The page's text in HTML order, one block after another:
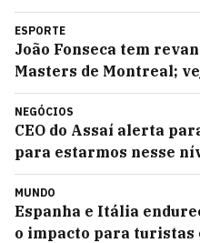
ESPORTE
João Fonseca tem
Masters de Montreal;
NEGÓCIOS
CEO do Assaí alerta
para estarmos nesse
MUNDO
Espanha e Itália
o impacto para turistas